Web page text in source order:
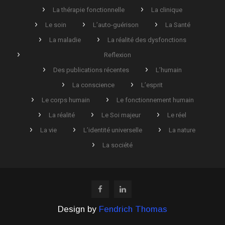
La thérapie fonctionnelle
La clinique
Le soin
L’auto-guérison
La Santé
La maladie
La réalité des dysfonctions
Reflexion
Des publications récentes
L’humain
La conscience
L’esprit
Le corps humain
Le fonctionnement humain
La réalité
Le Soi majeur
Le réel
La vie
L’identité universelle
La nature
La société
Design by Fendrich Thomas